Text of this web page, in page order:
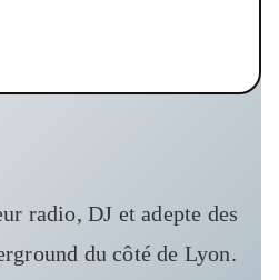
radio, DJ et adepte des
du côté de Lyon.